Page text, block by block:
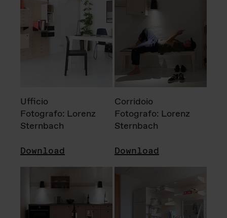
Ufficio
Fotografo: Lorenz
Sternbach
Download
Corridoio
Fotografo: Lorenz
Sternbach
Download